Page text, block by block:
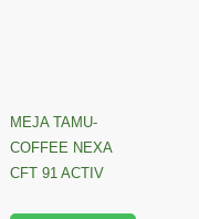
MEJA TAMU-
COFFEE NEXA
CFT 91 ACTIV